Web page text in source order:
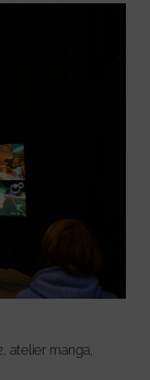
atelier manga,